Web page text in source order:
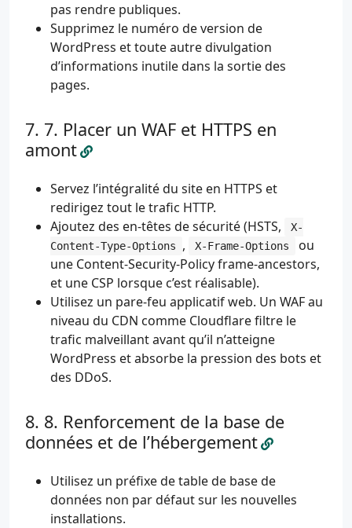
pas rendre publiques.
Supprimez le numéro de version de
WordPress et toute autre divulgation
d’informations inutile dans la sortie des
pages.
7. Placer un WAF et HTTPS en
amont
Servez l’intégralité du site en HTTPS et
redirigez tout le trafic HTTP.
Ajoutez des en-têtes de sécurité (HSTS,
X-
Content-Type-Options
, X-Frame-Options
ou
une Content-Security-Policy frame-ancestors,
et une CSP lorsque c’est réalisable).
Utilisez un pare-feu applicatif web. Un WAF au
niveau du CDN comme Cloudflare filtre le
trafic malveillant avant qu’il n’atteigne
WordPress et absorbe la pression des bots et
des DDoS.
8. Renforcement de la base de
données et de l’hébergement
Utilisez un préfixe de table de base de
données non par défaut sur les nouvelles
installations.